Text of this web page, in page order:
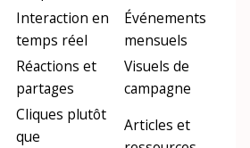
Interaction en
temps réel
Événements
mensuels
Réactions et
partages
Visuels de
campagne
Cliques plutôt
que
Articles et